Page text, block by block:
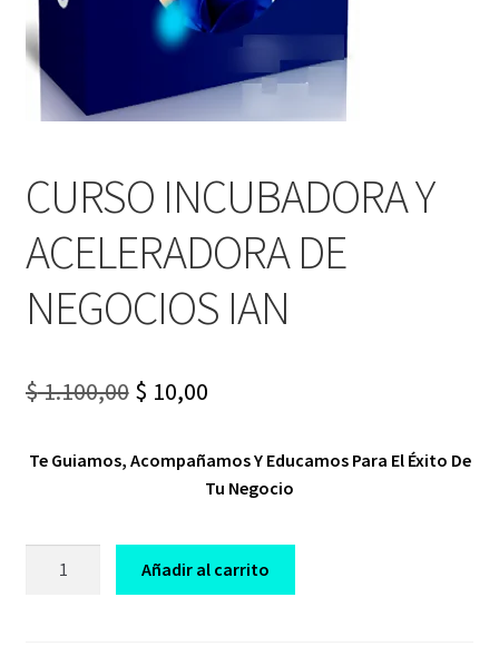
CURSO INCUBADORA Y
ACELERADORA DE
NEGOCIOS IAN
$1.100,00 Original
was:
$ 10,00Current
is:
Te Guiamos, Acompañamos Y Educamos Para El Éxito De
Tu Negocio
Añadir al carrito